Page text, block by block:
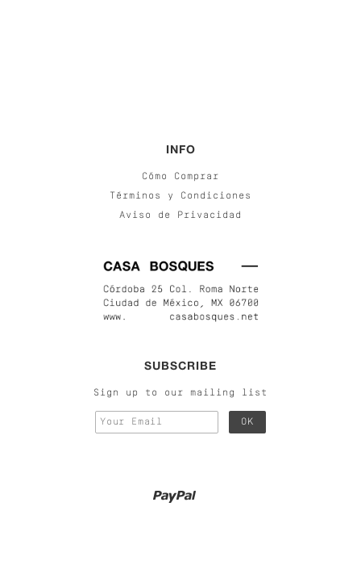
INFO
Cómo Comprar
Términos y Condiciones
Aviso de Privacidad
SUBSCRIBE
Sign up to our mailing list